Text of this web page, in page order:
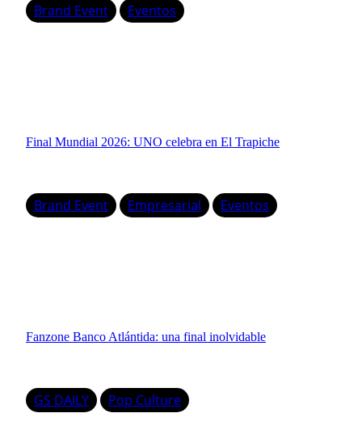
Brand Event Eventos
Final Mundial 2026: UNO celebra en El Trapiche
Brand Event Empresarial Eventos
Fanzone Banco Atlántida: una final inolvidable
GS DAILY Pop Culture